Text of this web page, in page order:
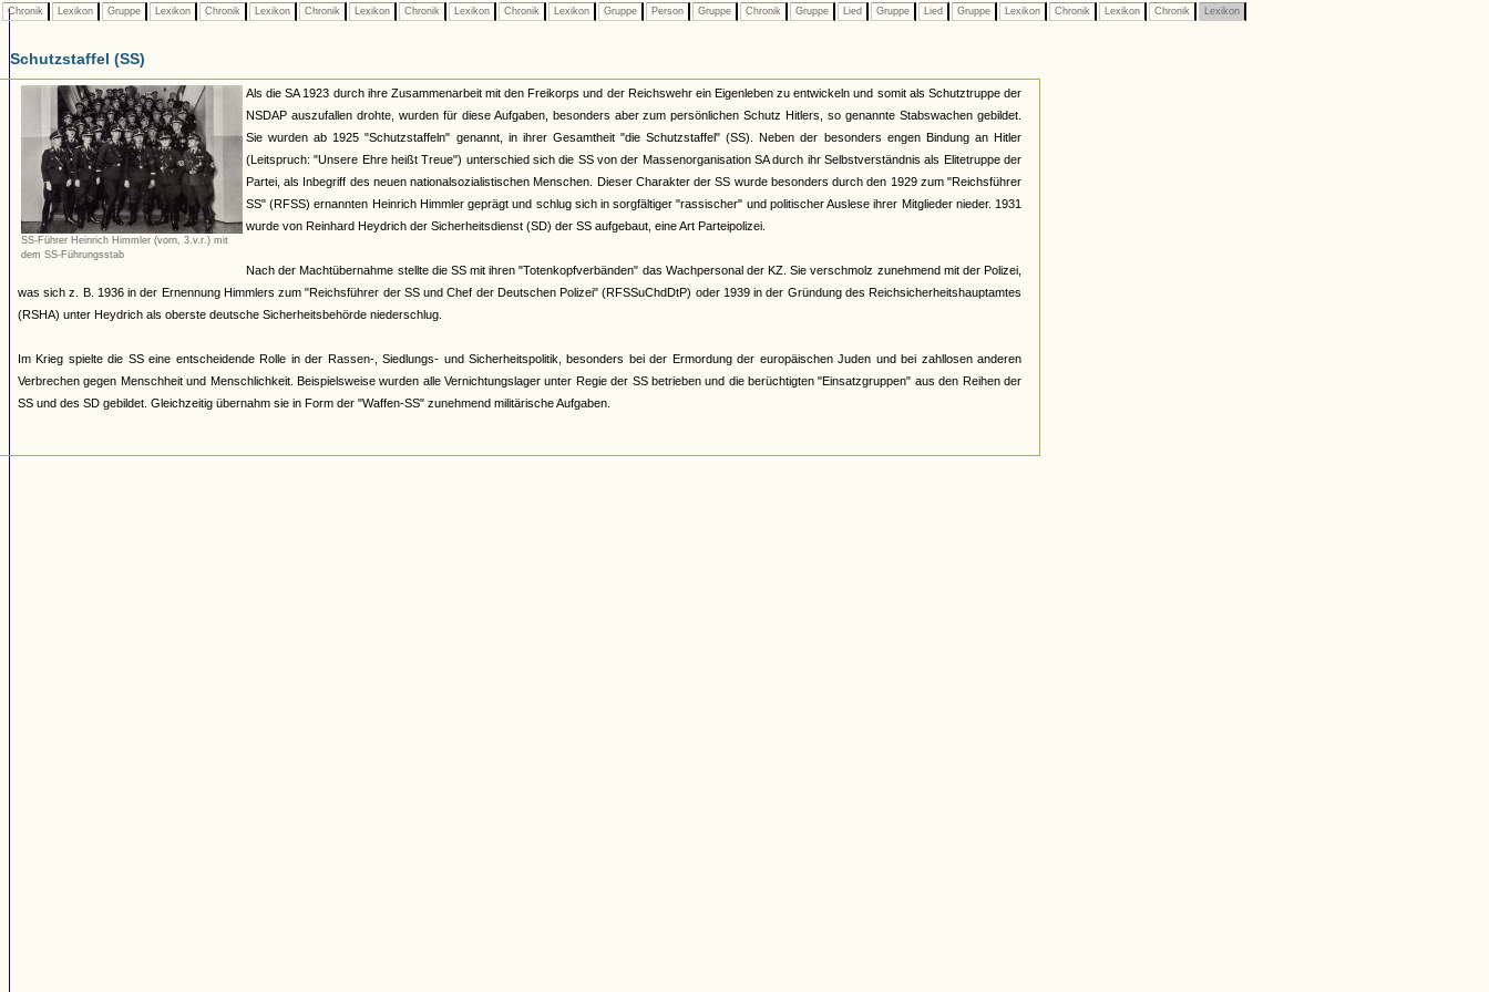
Chronik Lexikon Gruppe Lexikon Chronik Lexikon Chronik Lexikon Chronik Lexikon Chronik Lexikon Gruppe Person Gruppe Chronik Gruppe Lied Gruppe Lied Gruppe Lexikon Chronik Lexikon Chronik Lexikon
Schutzstaffel (SS)
SS-Führer Heinrich Himmler (vorn, 3.v.r.) mit
dem SS-Führungsstab
Als die SA 1923 durch ihre Zusammenarbeit mit den Freikorps und der Reichswehr ein Eigenleben zu entwickeln und somit als Schutztruppe der
NSDAP auszufallen drohte, wurden für diese Aufgaben, besonders aber zum persönlichen Schutz Hitlers, so genannte Stabswachen gebildet.
Sie wurden ab 1925 "Schutzstaffeln" genannt, in ihrer Gesamtheit "die Schutzstaffel" (SS). Neben der besonders engen Bindung an Hitler
(Leitspruch: "Unsere Ehre heißt Treue") unterschied sich die SS von der Massenorganisation SA durch ihr Selbstverständnis als Elitetruppe der
Partei, als Inbegriff des neuen nationalsozialistischen Menschen. Dieser Charakter der SS wurde besonders durch den 1929 zum "Reichsführer
SS" (RFSS) ernannten Heinrich Himmler geprägt und schlug sich in sorgfältiger "rassischer" und politischer Auslese ihrer Mitglieder nieder. 1931
wurde von Reinhard Heydrich der Sicherheitsdienst (SD) der SS aufgebaut, eine Art Parteipolizei.
Nach der Machtübernahme stellte die SS mit ihren "Totenkopfverbänden" das Wachpersonal der KZ. Sie verschmolz zunehmend mit der Polizei,
was sich z. B. 1936 in der Ernennung Himmlers zum "Reichsführer der SS und Chef der Deutschen Polizei" (RFSSuChdDtP) oder 1939 in der Gründung des Reichsicherheitshauptamtes
(RSHA) unter Heydrich als oberste deutsche Sicherheitsbehörde niederschlug.
Im Krieg spielte die SS eine entscheidende Rolle in der Rassen-, Siedlungs- und Sicherheitspolitik, besonders bei der Ermordung der europäischen Juden und bei zahllosen anderen
Verbrechen gegen Menschheit und Menschlichkeit. Beispielsweise wurden alle Vernichtungslager unter Regie der SS betrieben und die berüchtigten "Einsatzgruppen" aus den Reihen der
SS und des SD gebildet. Gleichzeitig übernahm sie in Form der "Waffen-SS" zunehmend militärische Aufgaben.